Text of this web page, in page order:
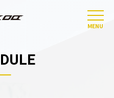
MENU